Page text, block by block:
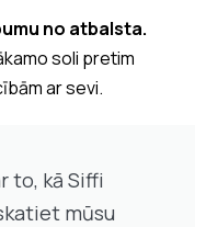
no atbalsta.
soli pretim
ar sevi.
to, kā Siffi
mūsu